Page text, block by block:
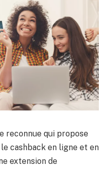
reconnue qui propose
le cashback en ligne et en
extension de